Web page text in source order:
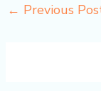
← Previous